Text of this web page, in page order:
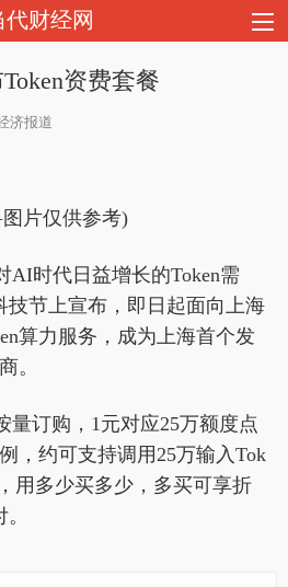
代财经网
资费套餐
济报道
片仅供参考)
AI时代日益增长的Token需
技节上宣布，即日起面向上海
算力服务，成为上海首个发
。
量订购，1元对应25万额度点
，约可支持调用25万输入Tok
用多少买多少，多买可享折